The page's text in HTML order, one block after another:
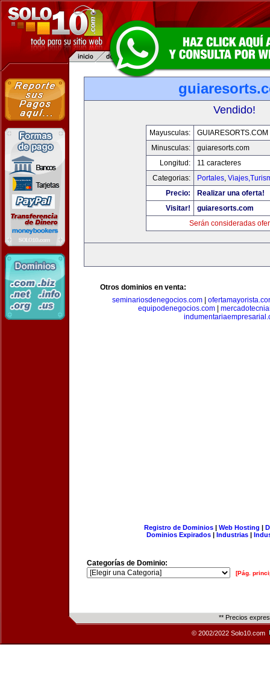
Vendido!
Mayusculas:
GUIARESORTS.COM
Minusculas:
guiaresorts.com
Longitud:
11 caracteres
Categorias:
Portales,
Precio:
Realizar una oferta!
Visitar!
guiaresorts.com
Serán consideradas
Otros dominios en venta:
seminariosdenegocios.com
equipodenegocios.com|
Registro de Dominios| Web Hosting |
Dominios Expirados | Industrias |
Categorías de Dominio:
[Pág.
** Precios
© 2002/2022 Solo10.com